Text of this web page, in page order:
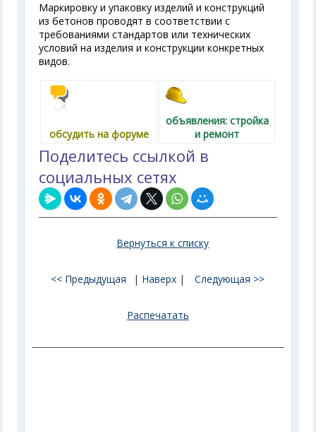
Маркировку и упаковку изделий и конструкций
из бетонов проводят в соответствии с
требованиями стандартов или технических
условий на изделия и конструкции конкретных
видов.
обсудить на форуме
объявления: стройка
и ремонт
Поделитесь ссылкой в
социальных сетях
Вернуться к списку
<< Предыдущая | Наверх | Следующая >>
Распечатать